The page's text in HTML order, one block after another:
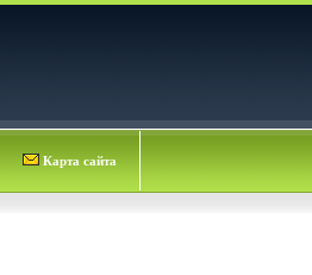
Карта сайта